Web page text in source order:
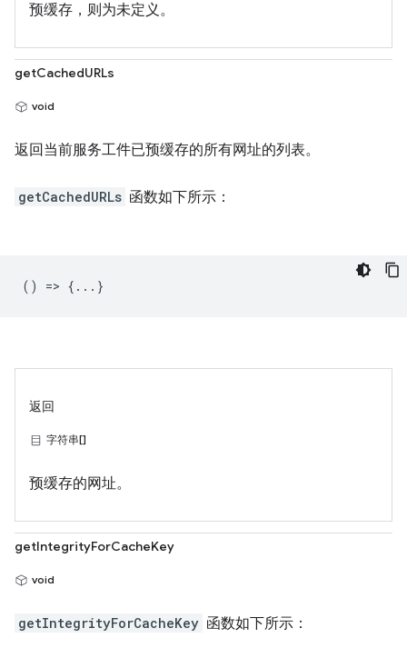
预缓存，则为未定义。
getCachedURLs
void
返回当前服务工件已预缓存的所有网址的列表。
getCachedURLs 函数如下所示：
() => {...}
返回
字符串[]
预缓存的网址。
getIntegrityForCacheKey
void
getIntegrityForCacheKey 函数如下所示：